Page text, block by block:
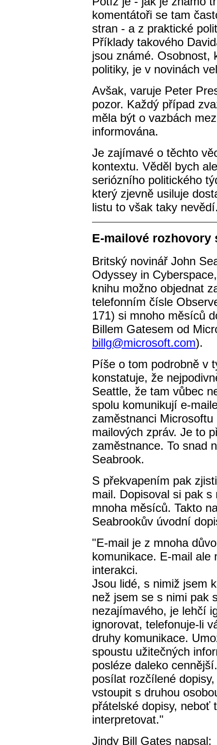
komentátoři se tam
stran - a z praktické
Příklady takového
jsou známé. Osobnost,
politiky, je v novinách
Avšak, varuje Peter
pozor. Každý případ
měla být o vazbách
informována.
Je zajímavé o těchto
kontextu. Věděl bych
seriózního politického
který zjevně usiluje
listu to však taky
E-mailové rozhovory
Britský novinář John
Odyssey in
knihu možno objednat
telefonním čísle
171) si mnoho měsíců
Billem Gatesem od
billg@microsoft.com).
Píše o tom podrobně v
konstatuje, že
Seattle, že tam vůbec
spolu komunikují e-
zaměstnanci
mailových zpráv. Je to
zaměstnance. To snad
Seabrook.
S překvapením pak
mail. Dopisoval si pak
mnoha měsíců. Takto
Seabrookův úvodní
"E-mail je z mnoha
komunikace. E-mail ale
interakci.
Jsou lidé, s nimiž jsem
než jsem se s nimi pak
nezajímavého, je lehčí
ignorovat, telefonuje-li
druhy komunikace.
spoustu užitečných
posléze daleko
posílat rozčílené
vstoupit s druhou
přátelské dopisy, neboť
interpretovat."
Jindy Bill Gates napsal: